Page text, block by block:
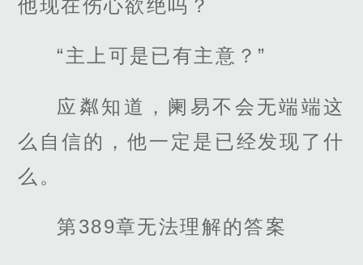
他现在伤心欲绝吗？
“主上可是已有主意？”
应粼知道，阑易不会无端端这
么自信的，他一定是已经发现了什
么。
第389章无法理解的答案